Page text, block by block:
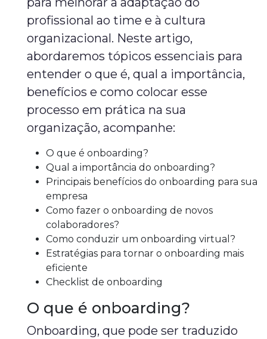
profissional ao time e à cultura
organizacional. Neste artigo,
abordaremos tópicos essenciais para
entender o que é, qual a importância,
benefícios e como colocar esse
processo em prática na sua
organização, acompanhe:
O que é onboarding?
Qual a importância do onboarding?
Principais benefícios do onboarding para sua
empresa
Como fazer o onboarding de novos
colaboradores?
Como conduzir um onboarding virtual?
Estratégias para tornar o onboarding mais
eficiente
Checklist de onboarding
O que é onboarding?
Onboarding, que pode ser traduzido